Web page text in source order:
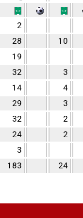
2
28 10
19
32 3
14 4
29 3
32 2
24 2
3
183 24